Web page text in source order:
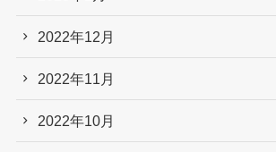
2022年12月
2022年11月
2022年10月